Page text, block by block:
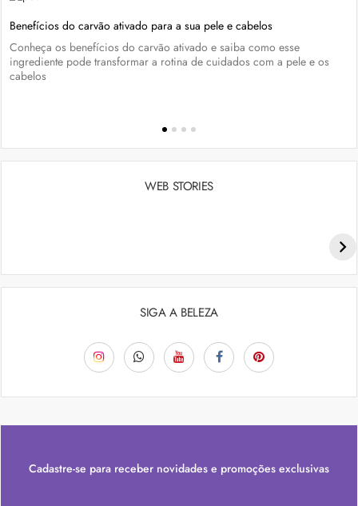
Benefícios do carvão ativado para a sua pele e cabelos
Conheça os benefícios do carvão ativado e saiba como esse
ingrediente pode transformar a rotina de cuidados com a pele e os
cabelos
WEB STORIES
SIGA A BELEZA
Cadastre-se para receber novidades e promoções exclusivas